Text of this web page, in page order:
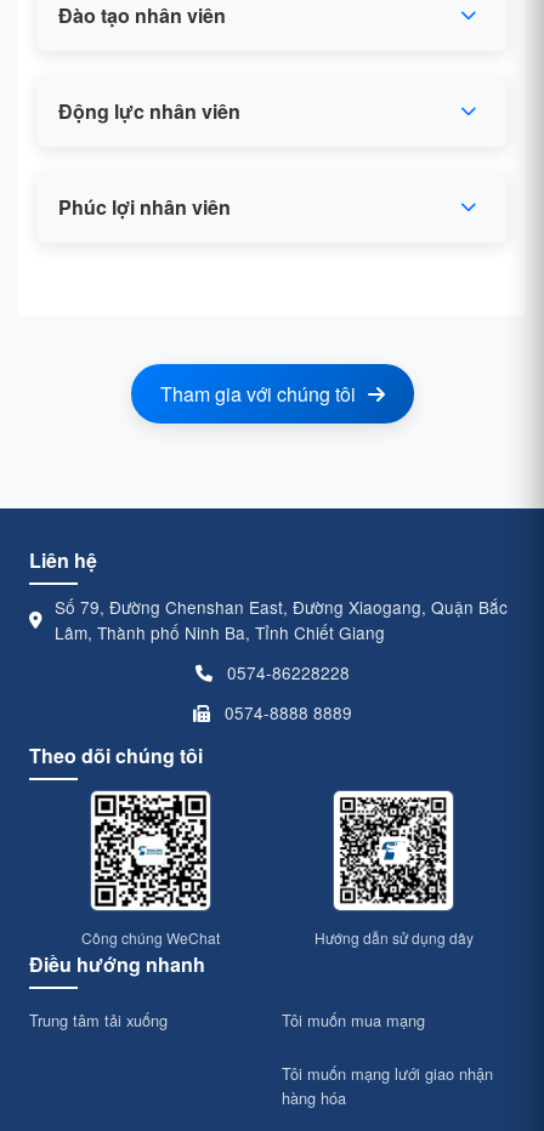
Đào tạo nhân viên
Động lực nhân viên
Phúc lợi nhân viên
Tham gia với chúng tôi
Liên hệ
Số 79, Đường Chenshan East, Đường Xiaogang, Quận Bắc
Lâm, Thành phố Ninh Ba, Tỉnh Chiết Giang
0574-86228228
0574-8888 8889
Theo dõi chúng tôi
Công chúng WeChat Hướng dẫn sử dụng dây
Điều hướng nhanh
Trung tâm tải xuống Tôi muốn mua mạng
Tôi muốn mạng lưới giao nhận
hàng hóa